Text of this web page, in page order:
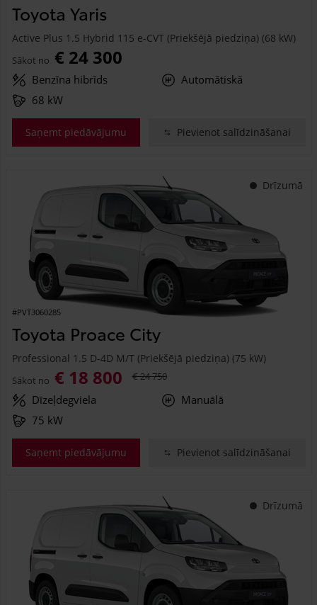
Toyota Yaris
Active Plus 1.5 Hybrid 115 e-CVT (Priekšējā piedziņa) (68 kW)
Sākot no € 24 300
Benzīna hibrīds
Automātiskā
68 kW
Saņemt piedāvājumu Pievienot salīdzināšanai
Drīzumā
#PVT3060285
Toyota Proace City
Professional 1.5 D-4D M/T (Priekšējā piedziņa) (75 kW)
Sākot no € 18 800 € 24 750
Dīzeļdegviela
Manuālā
75 kW
Saņemt piedāvājumu Pievienot salīdzināšanai
Drīzumā